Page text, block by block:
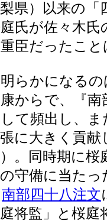
県）以来の
氏が佐々木
臣だったこ
らかになる
からで、『
て頻出し、
に大きく貢献
。同時期に桜
守備に当た
南部四十八注文
将監」と桜